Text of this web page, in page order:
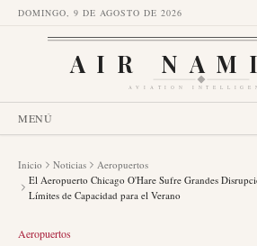
DOMINGO, 9 DE AGOSTO DE 2026
AIR
AVIATION
MENÚ
Inicio Noticias
Aeropuertos
El Aeropuerto Chicago O'Hare Sufre Grandes
Límites de Capacidad para el Verano
Aeropuertos